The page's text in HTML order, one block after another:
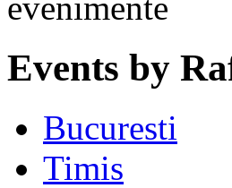
Events by
Bucuresti
Timis